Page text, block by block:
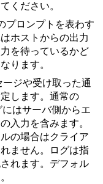
ください。
プロンプトを表わす
ホストからの出力
を待っているかど
ります。
ジや受け取った通
します。通常の
はサーバ側からエ
入力を含みます。
の場合はクライア
ません。ログは指
れます。デフォル